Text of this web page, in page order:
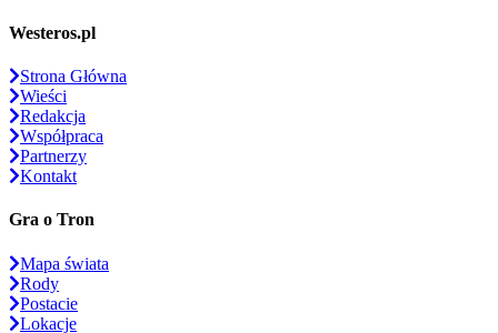
Westeros.pl
Strona Główna
Wieści
Redakcja
Współpraca
Partnerzy
Kontakt
Gra o Tron
Mapa świata
Rody
Postacie
Lokacje